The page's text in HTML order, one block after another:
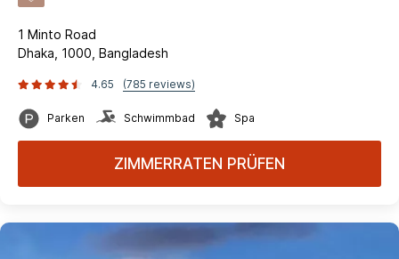
1 Minto Road
Dhaka, 1000, Bangladesh
4.65 (785 reviews)
Parken Schwimmbad Spa
ZIMMERRATEN PRÜFEN